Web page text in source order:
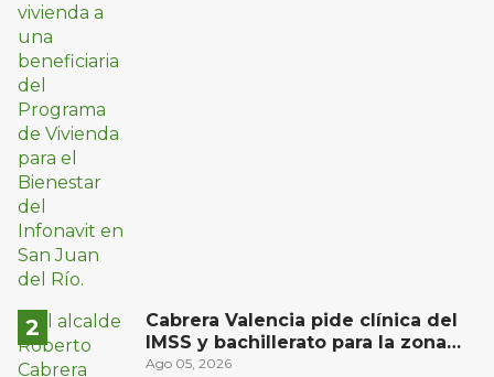
Cabrera Valencia pide clínica del
IMSS y bachillerato para la zona
oriente de San Juan del Río
Ago 05, 2026